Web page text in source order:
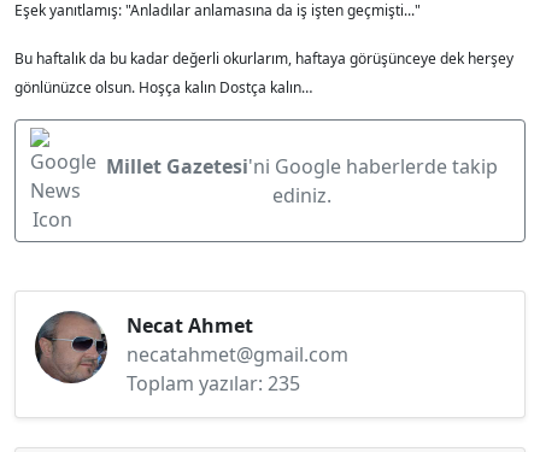
Eşek yanıtlamış: "Anladılar anlamasına da iş işten geçmişti..."
Bu haftalık da bu kadar değerli okurlarım, haftaya görüşünceye dek herşey
gönlünüzce olsun. Hoşça kalın Dostça kalın…
Millet Gazetesi'ni Google haberlerde takip
ediniz.
Necat Ahmet
necatahmet@gmail.com
Toplam yazılar: 235